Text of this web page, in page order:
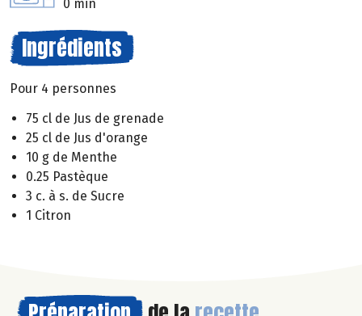
0 min
Ingrédients
Pour 4 personnes
75 cl de Jus de grenade
25 cl de Jus d'orange
10 g de Menthe
0.25 Pastèque
3 c. à s. de Sucre
1 Citron